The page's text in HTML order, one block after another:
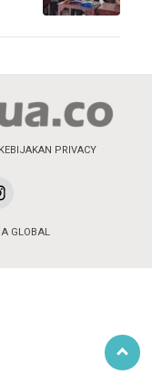
KEBIJAKAN PRIVACY
GLOBAL